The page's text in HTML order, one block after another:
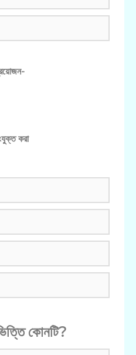
করা
কোনটি?